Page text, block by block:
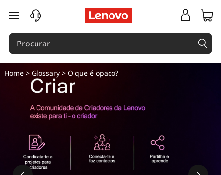
O
q
u
e
saltar para o conteúdo principal
Home> Glossary> O que é opaco?